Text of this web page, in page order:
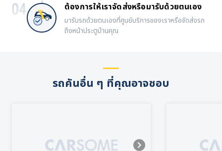
ต้องการให้เราจัดส่งหรือมารับด้วยตนเอง
มารับรถด้วยตนเองที่ศูนย์บริการของเราหรือจัดส่งรถ
ถึงหน้าประตูบ้านคุณ
รถคันอื่น ๆ ที่คุณอาจชอบ